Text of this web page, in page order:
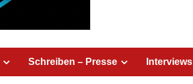
Schreiben – Presse Interviews